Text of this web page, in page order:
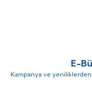
E-
Kampanya ve